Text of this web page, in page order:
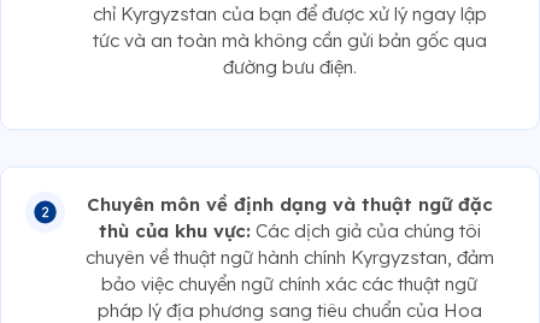
chỉ Kyrgyzstan của bạn để được xử lý ngay lập
tức và an toàn mà không cần gửi bản gốc qua
đường bưu điện.
Chuyên môn về định dạng và thuật ngữ đặc
thù của khu vực: Các dịch giả của chúng tôi
chuyên về thuật ngữ hành chính Kyrgyzstan, đảm
bảo việc chuyển ngữ chính xác các thuật ngữ
pháp lý địa phương sang tiêu chuẩn của Hoa